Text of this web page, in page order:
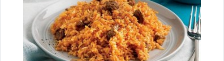
MEZELER
Kefal Pilaki